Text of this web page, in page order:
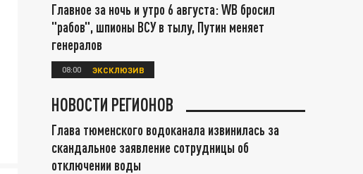
Главное за ночь и утро 6 августа: WB бросил
"рабов", шпионы ВСУ в тылу, Путин меняет
генералов
08:00 ЭКСКЛЮЗИВ
НОВОСТИ РЕГИОНОВ
Глава тюменского водоканала извинилась за
скандальное заявление сотрудницы об
отключении воды